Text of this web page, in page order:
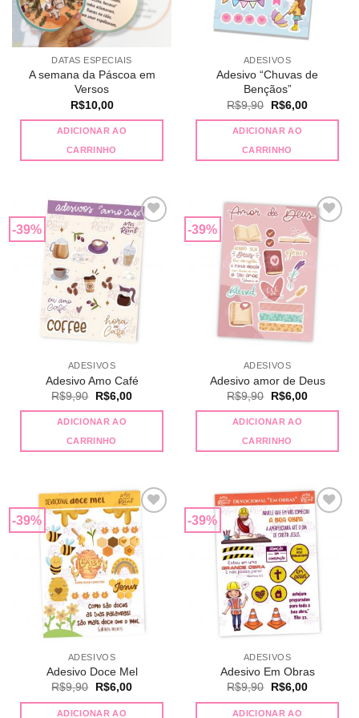
DATAS ESPECIAIS
A semana da Páscoa em
Versos
R$10,00
ADICIONAR AO
CARRINHO
ADESIVOS
Adesivo “Chuvas de
Bençãos”
R$9,90 O
preço
original
era:
R$9,90.
R$6,00O
ADICIONAR AO
CARRINHO
-39%
Adicionar
a lista de
desejos
ADESIVOS
Adesivo Amo Café
R$9,90 O
original
era:
R$9,90.
R$6,00O
ADICIONAR AO
CARRINHO
-39%
Adicionar
a lista de
desejos
ADESIVOS
Adesivo amor de Deus
R$9,90 O
original
era:
R$9,90.
R$6,00O
ADICIONAR AO
CARRINHO
-39%
Adicionar
a lista de
desejos
ADESIVOS
Adesivo Doce Mel
R$9,90 O
original
R$6,00O
ADICIONAR AO
-39%
Adicionar
a lista de
desejos
ADESIVOS
Adesivo Em Obras
R$9,90 O
original
R$6,00O
ADICIONAR AO